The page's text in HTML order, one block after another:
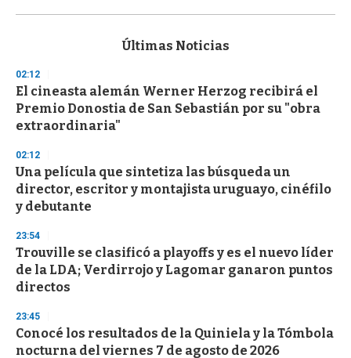
s
d
s
o
f
3
s
e
c
o
n
d
Últimas Noticias
02:12
El cineasta alemán Werner Herzog recibirá el
Premio Donostia de San Sebastián por su "obra
extraordinaria"
02:12
Una película que sintetiza las búsqueda un
director, escritor y montajista uruguayo, cinéfilo
y debutante
23:54
Trouville se clasificó a playoffs y es el nuevo líder
de la LDA; Verdirrojo y Lagomar ganaron puntos
directos
23:45
Conocé los resultados de la Quiniela y la Tómbola
nocturna del viernes 7 de agosto de 2026